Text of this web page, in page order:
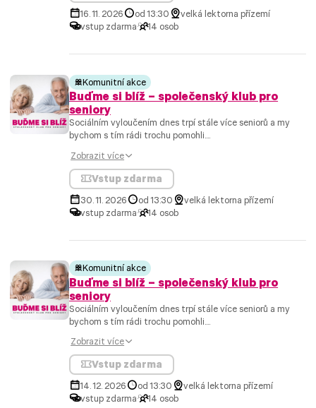
16. 11. 2026 od 13:30
velká lektorna přízemí
vstup zdarma
14 osob
Komunitní akce
Buďme si blíž – společenský klub pro
seniory
Sociálním vyloučením dnes trpí stále více seniorů a my
bychom s tím rádi trochu pomohli....
Zobrazit více
Vstup zdarma
30. 11. 2026 od 13:30
velká lektorna přízemí
vstup zdarma
14 osob
Komunitní akce
Buďme si blíž – společenský klub pro
seniory
Sociálním vyloučením dnes trpí stále více seniorů a my
bychom s tím rádi trochu pomohli....
Zobrazit více
Vstup zdarma
14. 12. 2026 od 13:30
velká lektorna přízemí
vstup zdarma
14 osob